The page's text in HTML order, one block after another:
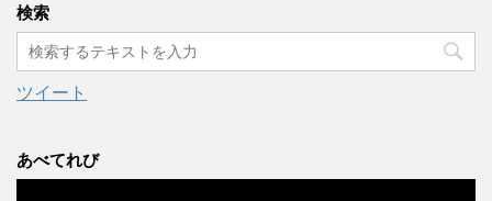
カ
イ
ブ
検索
ツイート
あべてれび